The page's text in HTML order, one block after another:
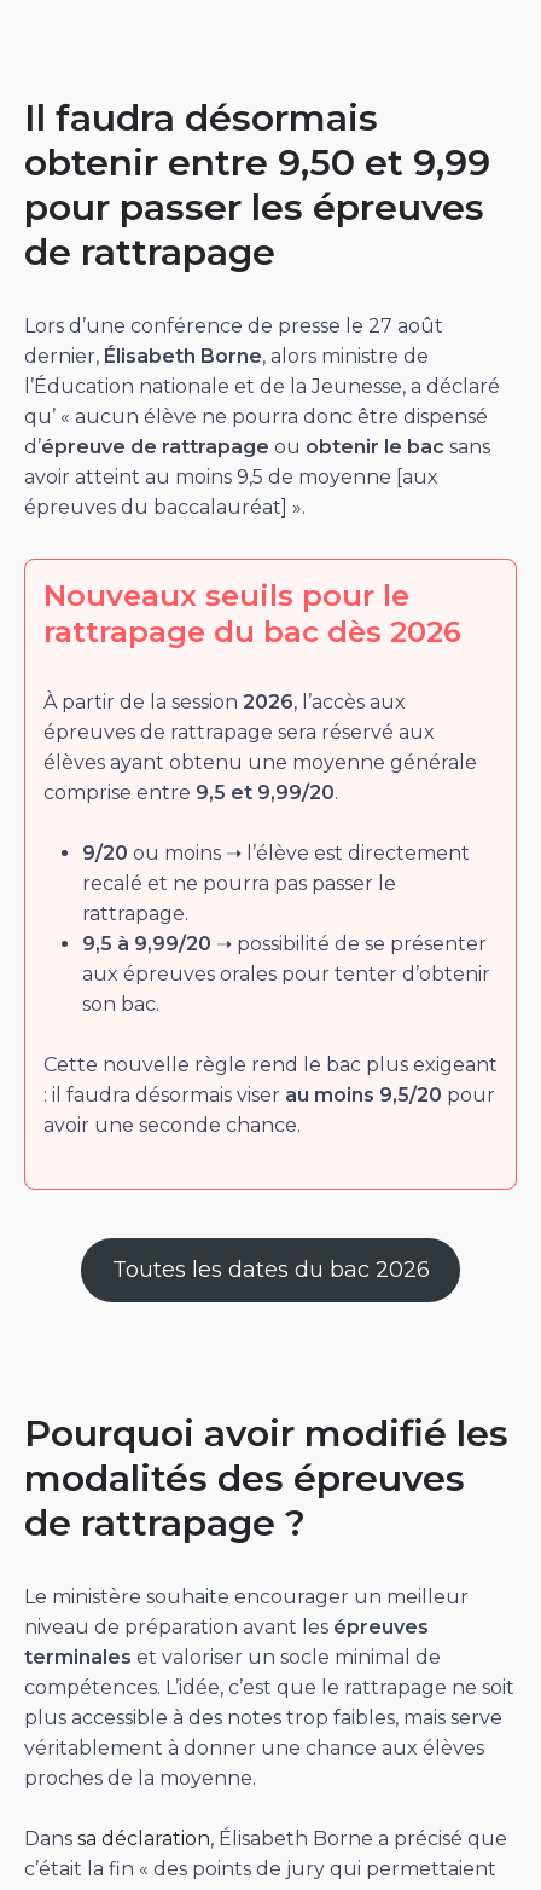
Il faudra désormais
obtenir entre 9,50 et 9,99
pour passer les épreuves
de rattrapage
Lors d’une conférence de presse le 27 août
dernier, Élisabeth Borne, alors ministre de
l’Éducation nationale et de la Jeunesse, a déclaré
qu’ « aucun élève ne pourra donc être dispensé
d’épreuve de rattrapage ou obtenir le bac sans
avoir atteint au moins 9,5 de moyenne [aux
épreuves du baccalauréat] ».
Nouveaux seuils pour le
rattrapage du bac dès 2026
À partir de la session 2026, l’accès aux
épreuves de rattrapage sera réservé aux
élèves ayant obtenu une moyenne générale
comprise entre 9,5 et 9,99/20.
9/20 ou moins ➝ l’élève est directement
recalé et ne pourra pas passer le
rattrapage.
9,5 à 9,99/20 ➝ possibilité de se présenter
aux épreuves orales pour tenter d’obtenir
son bac.
Cette nouvelle règle rend le bac plus exigeant
: il faudra désormais viser au moins 9,5/20 pour
avoir une seconde chance.
Toutes les dates du bac 2026
Pourquoi avoir modifié les
modalités des épreuves
de rattrapage ?
Le ministère souhaite encourager un meilleur
niveau de préparation avant les épreuves
terminales et valoriser un socle minimal de
compétences. L’idée, c’est que le rattrapage ne soit
plus accessible à des notes trop faibles, mais serve
véritablement à donner une chance aux élèves
proches de la moyenne.
Dans sa déclaration, Élisabeth Borne a précisé que
c’était la fin « des points de jury qui permettaient